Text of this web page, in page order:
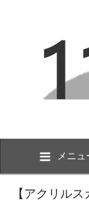
メニュ
【アクリル